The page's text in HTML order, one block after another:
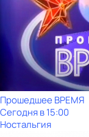
Прошедшее ВРЕМЯ
Сегодня в 15:00
Ностальгия